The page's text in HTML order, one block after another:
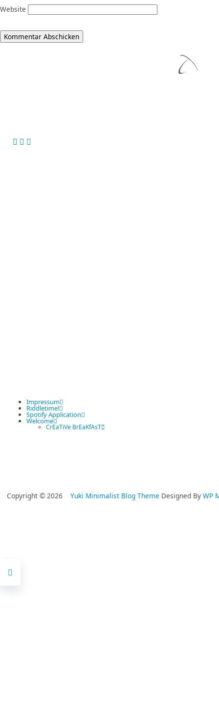
Website
Impressum
Riddletime!
Spotify Application
Welcome
CrEaTiVe BrEaKfAsT
Copyright © 2026 Yuki Minimalist Blog Theme Designed By WP